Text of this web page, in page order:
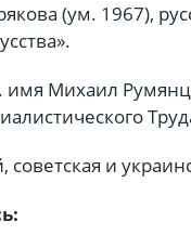
(ум. 1967),
имя Михаил
и